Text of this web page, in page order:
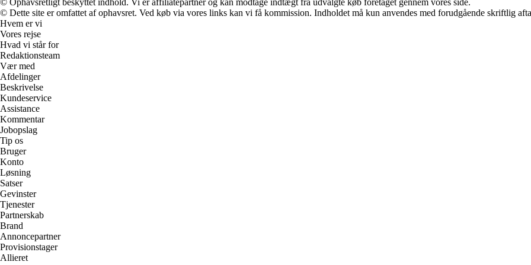
© Dette site er omfattet af ophavsret. Ved køb via vores links kan vi få kommission. Indholdet må kun anvendes med forudgående skriftlig
Hvem er vi
Vores rejse
Hvad vi står for
Redaktionsteam
Vær med
Afdelinger
Beskrivelse
Kundeservice
Assistance
Kommentar
Jobopslag
Tip os
Bruger
Konto
Løsning
Satser
Gevinster
Tjenester
Partnerskab
Brand
Annoncepartner
Provisionstager
Allieret